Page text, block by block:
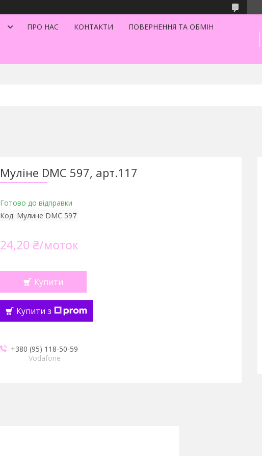
ПРО НАС КОНТАКТИ ПОВЕРНЕННЯ ТА ОБМІН
Муліне DMC 597, арт.117
Готово до відправки
Код: Мулине DMC 597
24,20 ₴/моток
Купити
Купити з
+380 (95) 118-50-59
Vodafone